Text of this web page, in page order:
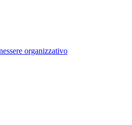
organizzativo